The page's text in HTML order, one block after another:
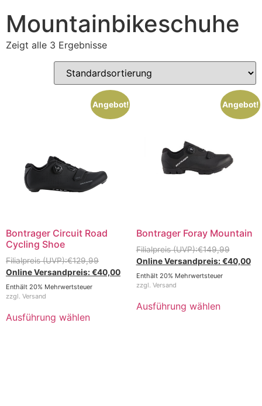
Mountainbikeschuhe
Zeigt alle 3 Ergebnisse
Angebot!
Bontrager Circuit Road
Cycling Shoe
€129,99
€40,00
Enthält 20% Mehrwertsteuer
zzgl. Versand
Ausführung wählen
Angebot!
Bontrager Foray Mountain
€149,99
€40,00
Enthält 20% Mehrwertsteuer
zzgl. Versand
Ausführung wählen